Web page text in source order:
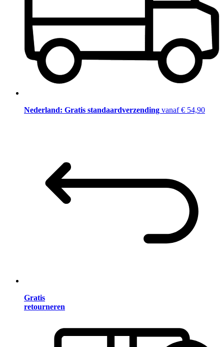
Nederland: Gratis standaardverzending vanaf € 54,90
Gratis
retourneren